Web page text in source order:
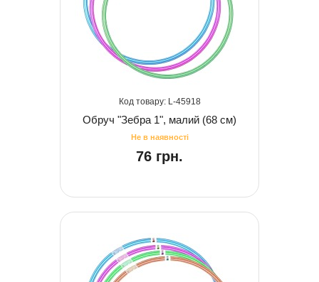
45918
Обруч "Зебра 1", малий (68 см)
76 грн.